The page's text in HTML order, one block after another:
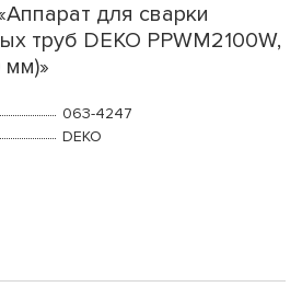
для сварки
труб DEKO PPWM2100W,
063-4247
DEKO